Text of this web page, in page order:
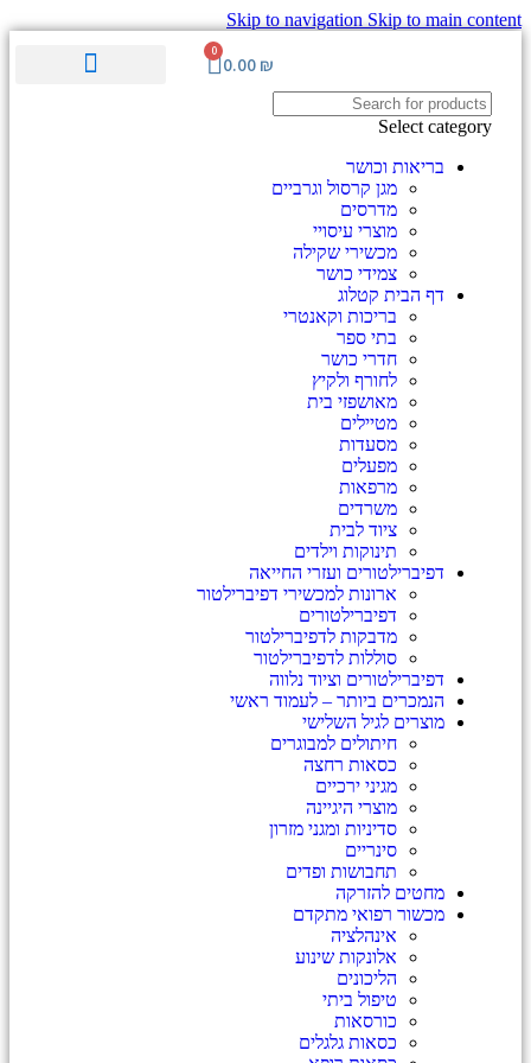
Skip to navigation Skip to main content
0.00 ₪
0
Select category
בריאות וכושר
מגן קרסול וגרביים
מדרסים
מוצרי עיסויי
מכשירי שקילה
צמידי כושר
דף הבית קטלוג
בריכות וקאנטרי
בתי ספר
חדרי כושר
לחורף ולקיץ
מאושפזי בית
מטיילים
מסעדות
מפעלים
מרפאות
משרדים
ציוד לבית
תינוקות וילדים
דפיברילטורים ועזרי החייאה
ארונות למכשירי דפיברילטור
דפיברילטורים
מדבקות לדפיברילטור
סוללות לדפיברילטור
דפיברילטורים וציוד נלווה
הנמכרים ביותר – לעמוד ראשי
מוצרים לגיל השלישי
חיתולים למבוגרים
כסאות רחצה
מגיני ירכיים
מוצרי היגיינה
סדיניות ומגני מזרון
סינריים
תחבושות ופדים
מחטים להזרקה
מכשור רפואי מתקדם
אינהלציה
אלונקות שינוע
הליכונים
טיפול ביתי
כורסאות
כסאות גלגלים